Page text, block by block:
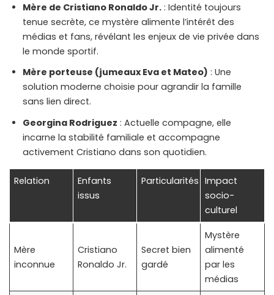
Mère de Cristiano Ronaldo Jr.: Identité toujours
tenue secrète, ce mystère alimente l’intérêt des
médias et fans, révélant les enjeux de vie privée dans
le monde sportif.
Mère porteuse (jumeaux Eva et Mateo) : Une
solution moderne choisie pour agrandir la famille
sans lien direct.
Georgina Rodriguez : Actuelle compagne, elle
incarne la stabilité familiale et accompagne
activement Cristiano dans son quotidien.
Relation
Enfants
issus
Particularités Impact
socio-
culturel
Mère
inconnue
Cristiano
Ronaldo Jr.
Secret bien
gardé
Mystère
alimenté
par les
médias